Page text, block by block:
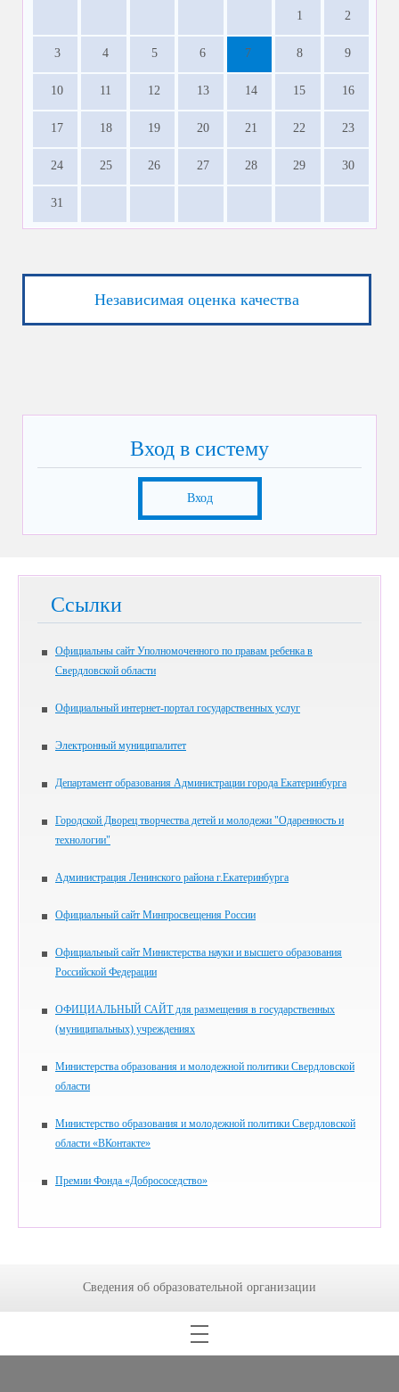
1 2
3 4 5 6 7 8 9
10 11 12 13 14 15 16
17 18 19 20 21 22 23
24 25 26 27 28 29 30
31
Независимая оценка качества
Вход в систему
Вход
Ссылки
Официальны сайт Уполномоченного по правам ребенка в
Свердловской области
Официальный интернет-портал государственных услуг
Электронный муниципалитет
Департамент образования Администрации города Екатеринбурга
Городской Дворец творчества детей и молодежи "Одаренность и
технологии"
Администрация Ленинского района г.Екатеринбурга
Официальный сайт Минпросвещения России
Официальный сайт Министерства науки и высшего образования
Российской Федерации
ОФИЦИАЛЬНЫЙ САЙТ для размещения в государственных
(муниципальных) учреждениях
Министерства образования и молодежной политики Свердловской
области
Министерство образования и молодежной политики Свердловской
области «ВКонтакте»
Премии Фонда «Добрососедство»
Сведения об образовательной организации